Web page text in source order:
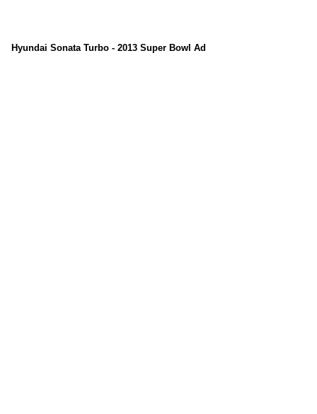
Hyundai Sonata Turbo - 2013 Super Bowl Ad